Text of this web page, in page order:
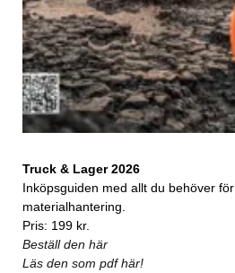
Truck & Lager 2026
Inköpsguiden med allt du behöver
materialhantering.
Pris: 199 kr.
Beställ den här
Läs den som pdf här!